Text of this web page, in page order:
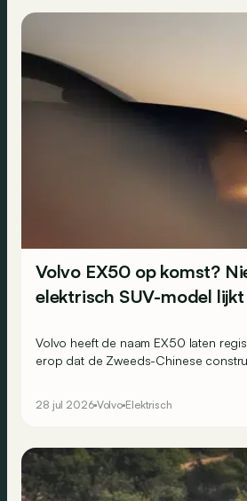
Volvo EX50 op komst?
elektrisch SUV-model
Volvo heeft de naam EX50 laten
erop dat de Zweeds-Chinese
28 jul 2026 Volvo Elektrisch